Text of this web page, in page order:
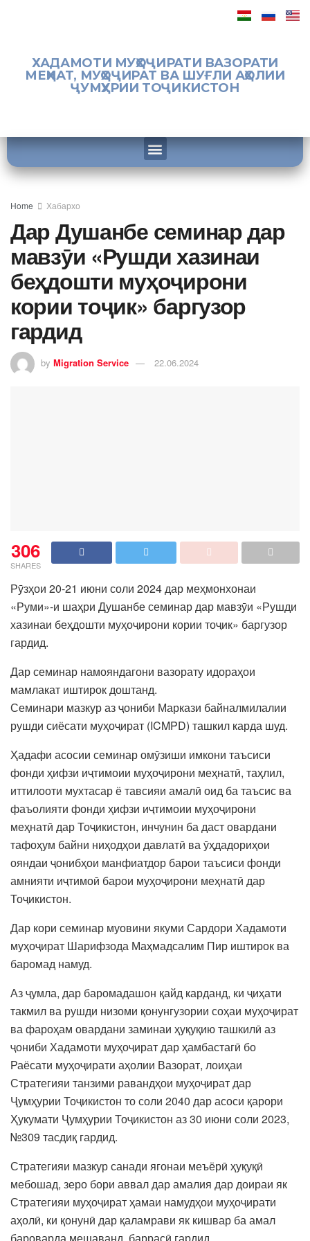
ХАДАМОТИ МУҲОҶИРАТИ ВАЗОРАТИ
МЕҲНАТ, МУҲОҶИРАТ ВА ШУҒЛИ АҲОЛИИ
ҶУМҲУРИИ ТОҶИКИСТОН
Home Хабархо
Дар Душанбе семинар дар
мавзӯи «Рушди хазинаи
беҳдошти муҳоҷирони
кории тоҷик» баргузор
гардид
by Migration Service 22.06.2024
306
SHARES
Рӯзҳои 20-21 июни соли 2024 дар меҳмонхонаи
«Руми»-и шаҳри Душанбе семинар дар мавзӯи «Рушди
хазинаи беҳдошти муҳоҷирони кории тоҷик» баргузор
гардид.
Дар семинар намояндагони вазорату идораҳои
мамлакат иштирок доштанд.
Семинари мазкур аз ҷониби Маркази байналмилалии
рушди сиёсати муҳоҷират (ICMPD) ташкил карда шуд.
Ҳадафи асосии семинар омӯзиши имкони таъсиси
фонди ҳифзи иҷтимоии муҳоҷирони меҳнатӣ, таҳлил,
иттилооти мухтасар ё тавсияи амалӣ оид ба таъсис ва
фаъолияти фонди ҳифзи иҷтимоии муҳоҷирони
меҳнатӣ дар Тоҷикистон, инчунин ба даст овардани
тафоҳум байни ниҳодҳои давлатӣ ва ӯҳдадориҳои
ояндаи ҷонибҳои манфиатдор барои таъсиси фонди
амнияти иҷтимоӣ барои муҳоҷирони меҳнатӣ дар
Тоҷикистон.
Дар кори семинар муовини якуми Сардори Хадамоти
муҳоҷират Шарифзода Маҳмадсалим Пир иштирок ва
баромад намуд.
Аз ҷумла, дар баромадашон қайд карданд, ки ҷиҳати
такмил ва рушди низоми қонунгузории соҳаи муҳоҷират
ва фароҳам овардани заминаи ҳуқуқию ташкилӣ аз
ҷониби Хадамоти муҳоҷират дар ҳамбастагӣ бо
Раёсати муҳоҷирати аҳолии Вазорат, лоиҳаи
Стратегияи танзими равандҳои муҳоҷират дар
Ҷумҳурии Тоҷикистон то соли 2040 дар асоси қарори
Ҳукумати Ҷумҳурии Тоҷикистон аз 30 июни соли 2023,
№309 тасдиқ гардид.
Стратегияи мазкур санади ягонаи меъёрӣ ҳуқуқӣ
мебошад, зеро бори аввал дар амалия дар доираи як
Стратегияи муҳоҷират ҳамаи намудҳои муҳоҷирати
аҳолӣ, ки қонунӣ дар қаламрави як кишвар ба амал
бароварда мешаванд, баррасӣ гардид.